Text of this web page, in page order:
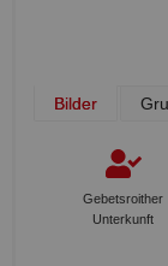
Bilder
Gebetsroither
Unterkunft